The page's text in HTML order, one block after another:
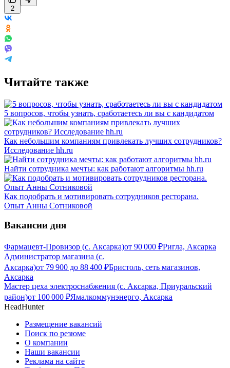
2
Читайте также
5 вопросов, чтобы узнать, сработаетесь ли вы с кандидатом
Как небольшим компаниям привлекать лучших сотрудников?
Исследование hh.ru
Найти сотрудника мечты: как работают алгоритмы hh.ru
Как подобрать и мотивировать сотрудников ресторана.
Опыт Анны Сотниковой
Вакансии дня
Фармацевт-Провизор (с. Аксарка)от 90 000 ₽Ригла, Аксарка
Администратор магазина (с.
Аксарка)от 79 900 до 88 400 ₽Бристоль, сеть магазинов,
Аксарка
Мастер цеха электроснабжения (с. Аксарка, Приуральский
район)от 100 000 ₽Ямалкоммунэнерго, Аксарка
HeadHunter
Размещение вакансий
Поиск по резюме
О компании
Наши вакансии
Реклама на сайте